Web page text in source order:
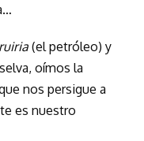
ruiria (el petróleo) y
oímos la
nos persigue a
es nuestro